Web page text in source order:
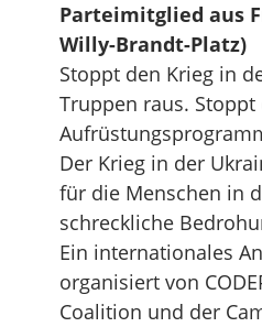
Parteimitglied aus
Willy-Brandt-Platz)
Stoppt den Krieg in
Truppen raus.
Der Krieg in der
für die Menschen in
schreckliche
Ein internationales
organisiert von
Coalition und der